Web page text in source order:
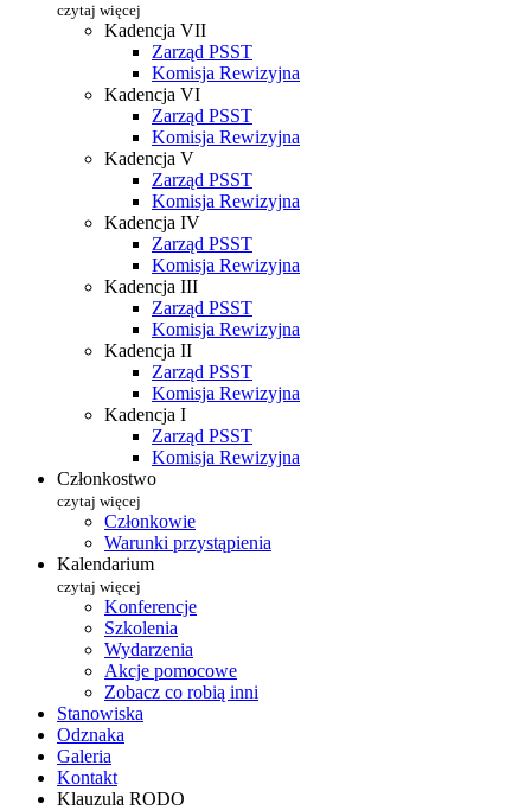
czytaj więcej
Kadencja VII
Zarząd PSST
Komisja Rewizyjna
Kadencja VI
Zarząd PSST
Komisja Rewizyjna
Kadencja V
Zarząd PSST
Komisja Rewizyjna
Kadencja IV
Zarząd PSST
Komisja Rewizyjna
Kadencja III
Zarząd PSST
Komisja Rewizyjna
Kadencja II
Zarząd PSST
Komisja Rewizyjna
Kadencja I
Zarząd PSST
Komisja Rewizyjna
Członkostwo
czytaj więcej
Członkowie
Warunki przystąpienia
Kalendarium
czytaj więcej
Konferencje
Szkolenia
Wydarzenia
Akcje pomocowe
Zobacz co robią inni
Stanowiska
Odznaka
Galeria
Kontakt
Klauzula RODO